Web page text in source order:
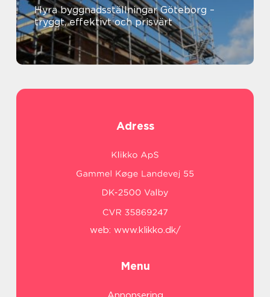
Hyra byggnadsställningar Göteborg –
tryggt, effektivt och prisvärt
Adress
web: www.klikko.dk/
Menu